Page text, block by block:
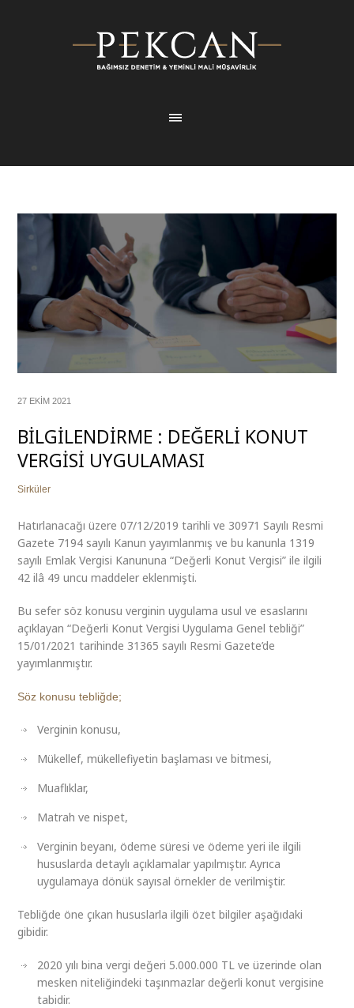
27 EKIM 2021
BİLGİLENDİRME : DEĞERLİ KONUT
VERGİSİ UYGULAMASI
Sirküler
Hatırlanacağı üzere 07/12/2019 tarihli ve 30971 Sayılı Resmi
Gazete 7194 sayılı Kanun yayımlanmış ve bu kanunla 1319
sayılı Emlak Vergisi Kanununa “Değerli Konut Vergisi” ile ilgili
42 ilâ 49 uncu maddeler eklenmişti.
Bu sefer söz konusu verginin uygulama usul ve esaslarını
açıklayan “Değerli Konut Vergisi Uygulama Genel tebliği”
15/01/2021 tarihinde 31365 sayılı Resmi Gazete’de
yayımlanmıştır.
Söz konusu tebliğde;
Verginin konusu,
Mükellef, mükellefiyetin başlaması ve bitmesi,
Muaflıklar,
Matrah ve nispet,
Verginin beyanı, ödeme süresi ve ödeme yeri ile ilgili
hususlarda detaylı açıklamalar yapılmıştır. Ayrıca
uygulamaya dönük sayısal örnekler de verilmiştir.
Tebliğde öne çıkan hususlarla ilgili özet bilgiler aşağıdaki
gibidir.
2020 yılı bina vergi değeri 5.000.000 TL ve üzerinde olan
mesken niteliğindeki taşınmazlar değerli konut vergisine
tabidir.